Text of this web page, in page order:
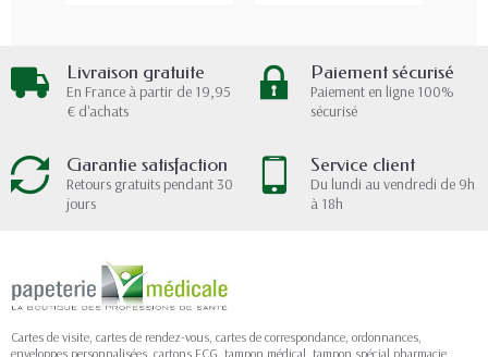
Livraison gratuite
En France à partir de 19,95
€ d'achats
Paiement sécurisé
Paiement en ligne 100%
sécurisé
Garantie satisfaction
Retours gratuits pendant 30
jours
Service client
Du lundi au vendredi de 9h
à 18h
Cartes de visite, cartes de rendez-vous, cartes de correspondance, ordonnances,
enveloppes personnalisées, cartons ECG, tampon médical, tampon spécial pharmacie,